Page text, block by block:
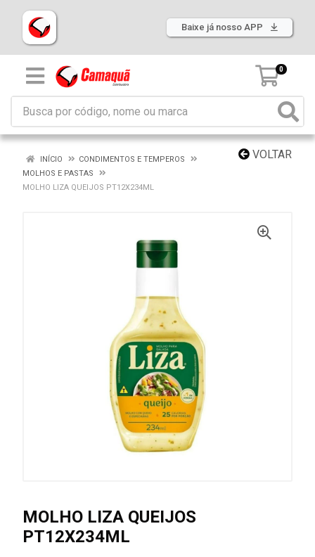
Baixe já nosso APP
0
VOLTAR
INÍCIO
CONDIMENTOS E TEMPEROS
MOLHOS E PASTAS
MOLHO LIZA QUEIJOS PT12X234ML
MOLHO LIZA QUEIJOS
PT12X234ML